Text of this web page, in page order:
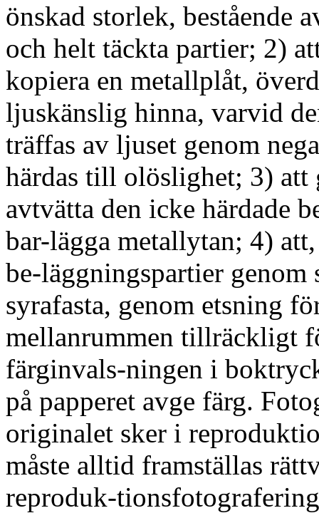
önskad storlek, bestående
och helt täckta partier; 2)
kopiera en metallplåt,
ljuskänslig hinna, varvid
träffas av ljuset genom
härdas till olöslighet; 3) att
avtvätta den icke härdade
bar-lägga metallytan; 4)
be-läggningspartier
syrafasta, genom etsning
mellanrummen tillräckligt
färginvals-ningen i
på papperet avge färg.
originalet sker i
måste alltid framställas
reproduk-